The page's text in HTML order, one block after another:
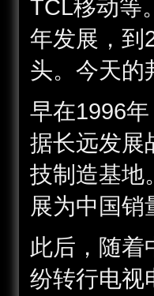
TCL移动等
年发展，到
头。今天的
早在1996
据长远发展
技制造基地
展为中国销
此后，随着
纷转行电视